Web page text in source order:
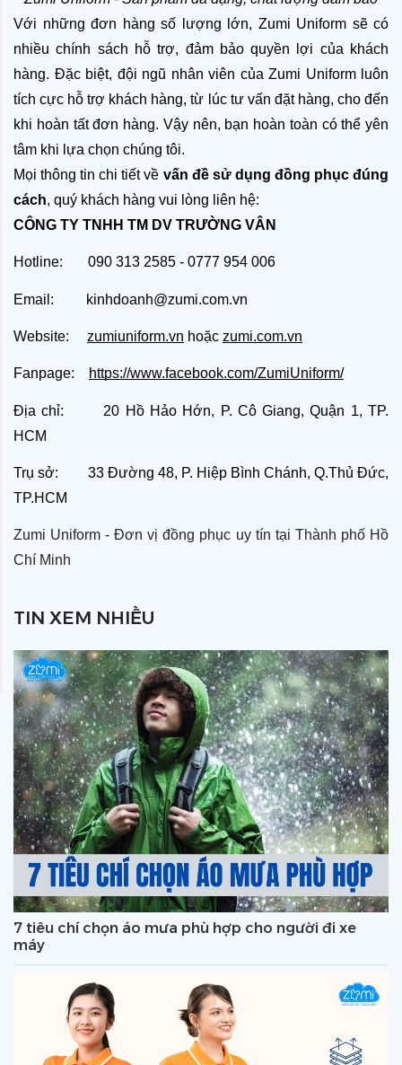
TIN XEM NHIỀU
7 tiêu chí chọn áo mưa phù hợp cho người đi xe
máy
Với những đơn hàng số lượng lớn, Zumi Uniform sẽ có
nhiều chính sách hỗ trợ, đảm bảo quyền lợi của khách
hàng. Đặc biệt, đội ngũ nhân viên của Zumi Uniform luôn
tích cực hỗ trợ khách hàng, từ lúc tư vấn đặt hàng, cho đến
khi hoàn tất đơn hàng. Vậy nên, bạn hoàn toàn có thể yên
tâm khi lựa chọn chúng tôi.
Mọi thông tin chi tiết về vấn đề sử dụng đồng phục đúng
cách, quý khách hàng vui lòng liên hệ:
CÔNG TY TNHH TM DV TRƯỜNG VÂN
Hotline: 090 313 2585 - 0777 954 006
Email: kinhdoanh@zumi.com.vn
Website: zumiuniform.vn hoặc zumi.com.vn
Fanpage: https://www.facebook.com/ZumiUniform/
Địa chỉ: 20 Hồ Hảo Hớn, P. Cô Giang, Quận 1, TP.
HCM
Trụ sở: 33 Đường 48, P. Hiệp Bình Chánh, Q.Thủ Đức,
TP.HCM
Zumi Uniform - Đơn vị đồng phục uy tín tại Thành phố Hồ
Chí Minh